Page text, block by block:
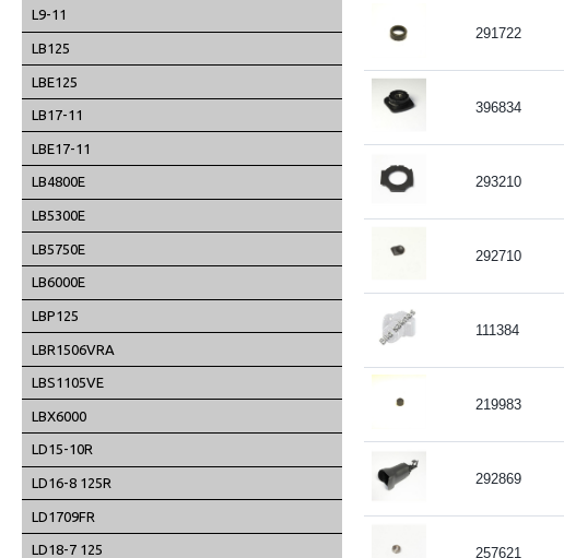
L9-11
LB125
LBE125
LB17-11
LBE17-11
LB4800E
LB5300E
LB5750E
LB6000E
LBP125
LBR1506VRA
LBS1105VE
LBX6000
LD15-10R
LD16-8 125R
LD1709FR
LD18-7 125
291722
396834
293210
292710
111384
219983
292869
257621